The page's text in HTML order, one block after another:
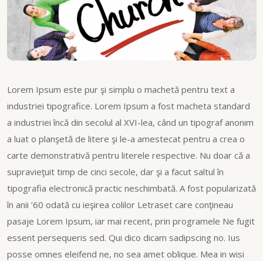
Lorem Ipsum este pur şi simplu o machetă pentru text a
industriei tipografice. Lorem Ipsum a fost macheta standard
a industriei încă din secolul al XVI-lea, când un tipograf anonim
a luat o planşetă de litere şi le-a amestecat pentru a crea o
carte demonstrativă pentru literele respective. Nu doar că a
supravieţuit timp de cinci secole, dar şi a facut saltul în
tipografia electronică practic neschimbată. A fost popularizată
în anii ’60 odată cu ieşirea colilor Letraset care conţineau
pasaje Lorem Ipsum, iar mai recent, prin programele Ne fugit
essent persequeris sed. Qui dico dicam sadipscing no. Ius
posse omnes eleifend ne, no sea amet oblique. Mea in wisi